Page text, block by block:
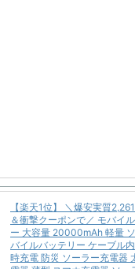
【楽天1位】 ＼爆安実質
＆衝撃クーポンで／ モバイ
ー 大容量 20000mAh 軽量
バイルバッテリー ケーブル
時充電 防災 ソーラー充電器